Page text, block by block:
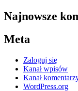
Najnowsze
Meta
Zaloguj się
Kanał wpisów
Kanał
WordPress.org